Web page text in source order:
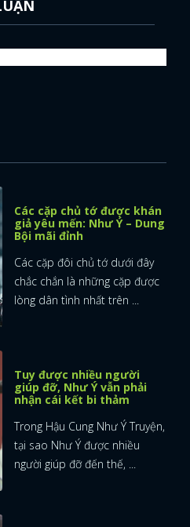
Các cặp chủ tớ được khán
giả yêu mến: Như Ý – Dung
Bội mãi đỉnh
Các cặp đôi chủ tớ dưới đây
chắc chắn là những cặp được
lòng dân tình nhất trên ...
Tuy được nhiều người
giúp đỡ, Như Ý vẫn phải
nhận cái kết bi thảm
Trong Hậu Cung Như Ý Truyện,
tại sao Như Ý được nhiều
người giúp đỡ đến thế, ...